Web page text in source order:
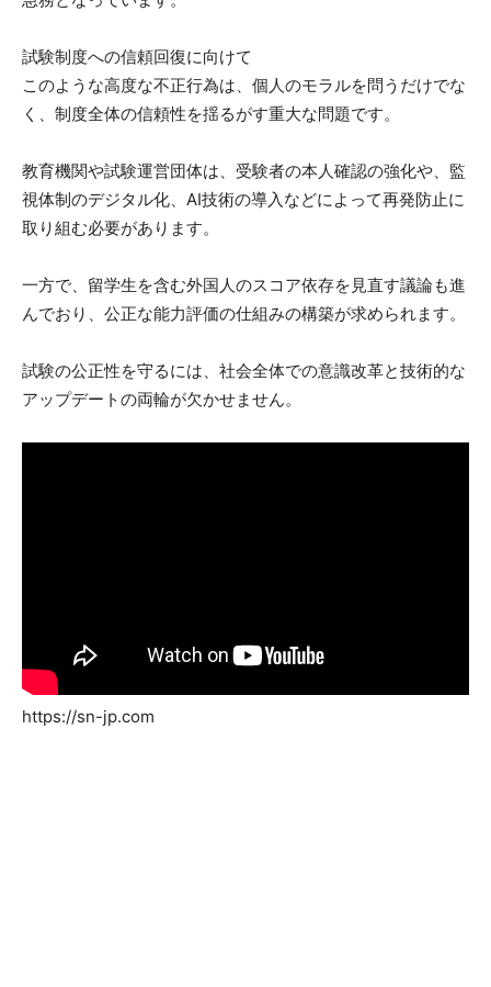
試験制度への信頼回復に向けて
このような高度な不正行為は、個人のモラルを問うだけでな
く、制度全体の信頼性を揺るがす重大な問題です。
教育機関や試験運営団体は、受験者の本人確認の強化や、監
視体制のデジタル化、AI技術の導入などによって再発防止に
取り組む必要があります。
一方で、留学生を含む外国人のスコア依存を見直す議論も進
んでおり、公正な能力評価の仕組みの構築が求められます。
試験の公正性を守るには、社会全体での意識改革と技術的な
アップデートの両輪が欠かせません。
https://sn-jp.com